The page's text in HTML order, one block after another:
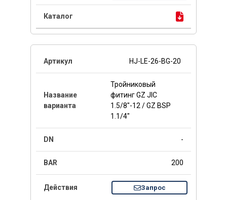
HJ-LE-26-BG-20
Тройниковый
фитинг GZ JIC
1.5/8"-12 / GZ BSP
1.1/4"
-
200
Запрос